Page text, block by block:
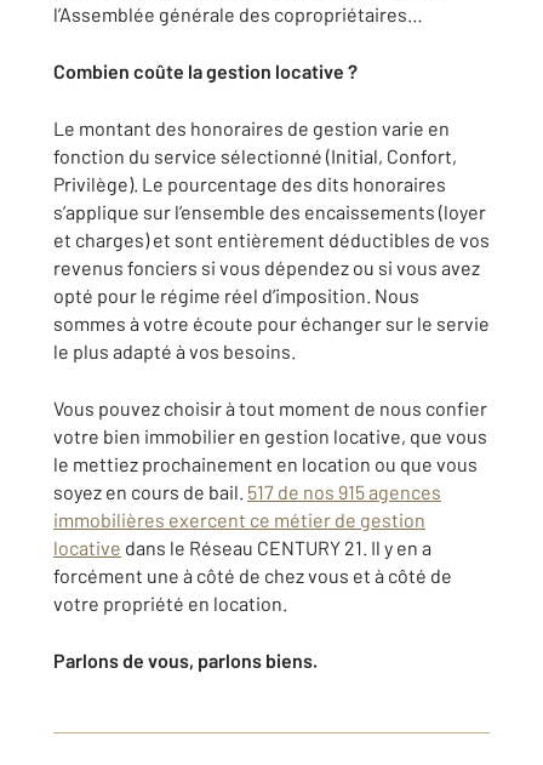
l’Assemblée générale des copropriétaires…
Combien coûte la gestion locative ?
Le montant des honoraires de gestion varie en
fonction du service sélectionné (Initial, Confort,
Privilège). Le pourcentage des dits honoraires
s’applique sur l’ensemble des encaissements (loyer
et charges) et sont entièrement déductibles de vos
revenus fonciers si vous dépendez ou si vous avez
opté pour le régime réel d’imposition. Nous
sommes à votre écoute pour échanger sur le servie
le plus adapté à vos besoins.
Vous pouvez choisir à tout moment de nous confier
votre bien immobilier en gestion locative, que vous
le mettiez prochainement en location ou que vous
soyez en cours de bail. 517 de nos 915 agences
immobilières exercent ce métier de gestion
locative dans le Réseau CENTURY 21. Il y en a
forcément une à côté de chez vous et à côté de
votre propriété en location.
Parlons de vous, parlons biens.